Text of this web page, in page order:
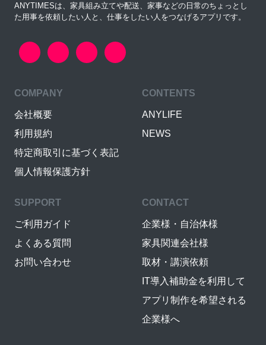
ANYTIMESは、家具組み立てや配送、家事などの日常のちょっとし
た用事を依頼したい人と、仕事をしたい人をつなげるアプリです。
COMPANY
会社概要
利用規約
特定商取引に基づく表記
個人情報保護方針
CONTENTS
ANYLIFE
NEWS
SUPPORT
ご利用ガイド
よくある質問
お問い合わせ
CONTACT
企業様・自治体様
家具関連会社様
取材・講演依頼
IT導入補助金を利用して
アプリ制作を希望される
企業様へ